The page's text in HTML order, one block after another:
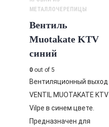
МЕТАЛЛОЧЕРЕПИЦЫ
Вентиль
Muotakate KTV
синий
0 out of 5
Вентиляционный выход
VENTIL MUOTAKATE KTV
Vilpe в синем цвете.
Предназначен для